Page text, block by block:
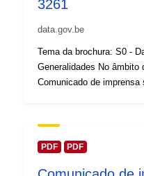
Registo do
3261
data.gov.be
Tema da brochura: S0 -
Generalidades No âmbito
Comunicado de imprensa
PDF PDF